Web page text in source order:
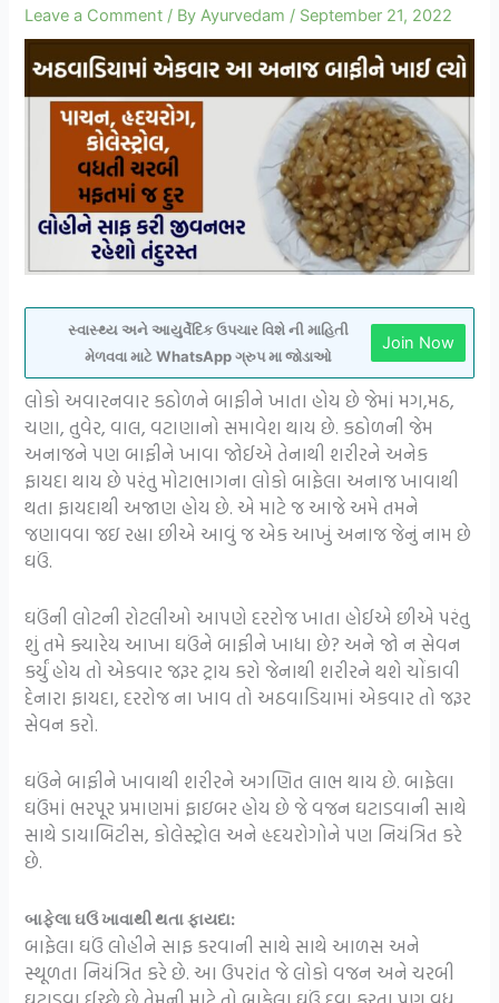
Leave a Comment / ByAyurvedam / September 21, 2022
સ્વાસ્થ્ય અને આયુર્વેદિક ઉપચાર વિશે ની માહિતી
મેળવવા માટે WhatsApp ગ્રુપ મા જોડાઓ
Join Now
લોકો અવારનવાર કઠોળને બાફીને ખાતા હોય છે જેમાં મગ,મઠ,
ચણા, તુવેર, વાલ, વટાણાનો સમાવેશ થાય છે. કઠોળની જેમ
અનાજને પણ બાફીને ખાવા જોઈએ તેનાથી શરીરને અનેક
ફાયદા થાય છે પરંતુ મોટાભાગના લોકો બાફેલા અનાજ ખાવાથી
થતા ફાયદાથી અજાણ હોય છે. એ માટે જ આજે અમે તમને
જણાવવા જઇ રહ્યા છીએ આવું જ એક આખું અનાજ જેનું નામ છે
ઘઉં.
ઘઉંની લોટની રોટલીઓ આપણે દરરોજ ખાતા હોઈએ છીએ પરંતુ
શું તમે ક્યારેય આખા ઘઉંને બાફીને ખાધા છે? અને જો ન સેવન
કર્યું હોય તો એકવાર જરૂર ટ્રાય કરો જેનાથી શરીરને થશે ચોંકાવી
દેનારા ફાયદા, દરરોજ ના ખાવ તો અઠવાડિયામાં એકવાર તો જરૂર
સેવન કરો.
ઘઉંને બાફીને ખાવાથી શરીરને અગણિત લાભ થાય છે. બાફેલા
ઘઉંમાં ભરપૂર પ્રમાણમાં ફાઇબર હોય છે જે વજન ઘટાડવાની સાથે
સાથે ડાયાબિટીસ, કોલેસ્ટ્રોલ અને હૃદયરોગોને પણ નિયંત્રિત કરે
છે.
બાફેલા ઘઉં ખાવાથી થતા ફાયદા:
બાફેલા ઘઉં લોહીને સાફ કરવાની સાથે સાથે આળસ અને
સ્થૂળતા નિયંત્રિત કરે છે. આ ઉપરાંત જે લોકો વજન અને ચરબી